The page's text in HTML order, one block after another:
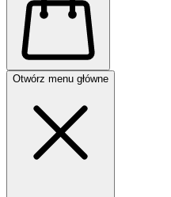
Otwórz menu główne